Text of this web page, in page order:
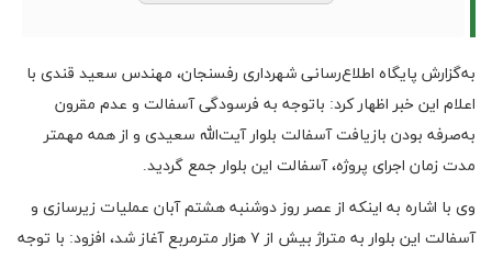
به‌گزارش پایگاه اطلاع‌رسانی شهرداری رفسنجان، مهندس سعید قندی با
اعلام این خبر اظهار کرد: باتوجه به فرسودگی آسفالت و عدم مقرون
به‌صرفه بودن بازیافت آسفالت بلوار آیت‌الله سعیدی و از همه مهمتر
مدت زمان اجرای پروژه، آسفالت این بلوار جمع گردید.
وی با اشاره به اینکه از عصر روز دوشنبه هشتم آبان عملیات زیرسازی و
آسفالت این بلوار به متراژ بیش از ۷ هزار مترمربع آغاز شد، افزود: با توجه